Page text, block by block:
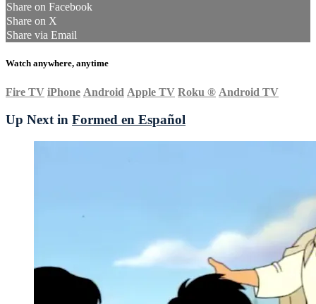
Share on Facebook
Share on X
Share via Email
Watch anywhere, anytime
Fire TV iPhone Android Apple TV Roku ® Android TV
Up Next in Formed en Español